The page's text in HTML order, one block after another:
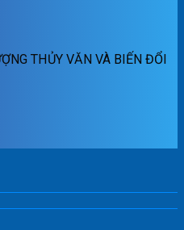
THỦY VĂN VÀ BIẾN ĐỔI